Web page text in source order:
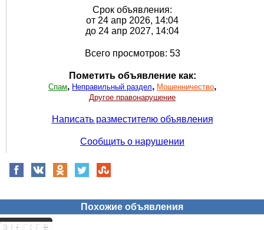
Срок объявления:
от 24 апр 2026, 14:04
до 24 апр 2027, 14:04
Всего просмотров: 53
Пометить объявление как:
Спам, Неправильный раздел, Мошенничество,
Другое правонарушение
Написать разместителю объявления
Сообщить о нарушении
Похожие объявления